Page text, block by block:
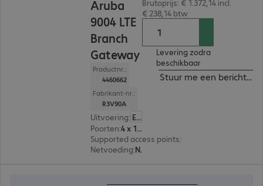
Aruba
9004 LTE
Branch
Gateway
Productnr.:
4460662
Fabrikant-nr.:
R3V90A
Uitvoering: Europa
Poorten:
4 x 10/100/1000 RJ45
Supported access points:
Netvoeding: Nee, Optioneel
Brutoprijs: € 1.372,14 incl.
€ 238,14 btw
Levering zodra
beschikbaar
Stuur me een bericht